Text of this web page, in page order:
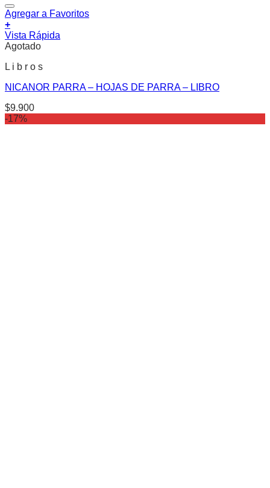
Agregar a Favoritos
+
Vista Rápida
Agotado
L i b r o s
NICANOR PARRA – HOJAS DE PARRA – LIBRO
$9.900
-17%